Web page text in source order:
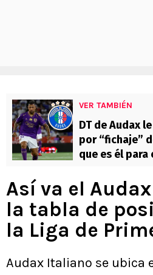
VER TAMBIÉN
DT de Audax
por “fichaje”
que es él para
Así va el
la tabla de
la Liga de
Audax Italiano se ubica